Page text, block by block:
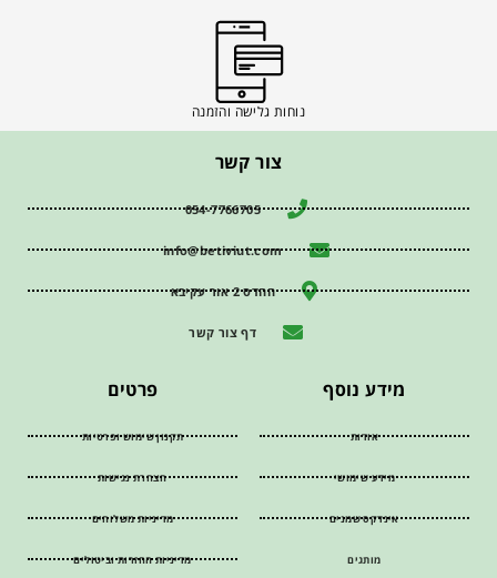
נוחות גלישה והזמנה
צור קשר
054-7766705
info@betiviut.com
ההדס 2 אור עקיבא
דף צור קשר
מידע נוסף
אודות
מידע שימושי
אינדקס שמנים
מותגים
פרטים
תקנון שימוש ופרטיות
הצהרת נגישות
מדיניות משלוחים
מדיניות החזרות וביטולים